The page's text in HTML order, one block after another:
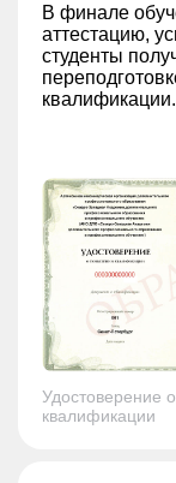
В финале
аттестацию,
студенты
квалификации.
Удостоверение
квалификации